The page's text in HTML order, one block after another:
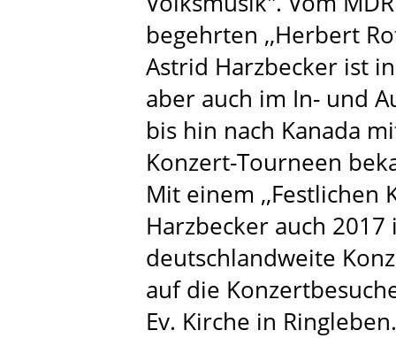
begehrten ,,Herbert
Astrid Harzbecker ist
aber auch im In- und
bis hin nach Kanada
Konzert-Tourneen
Mit einem ,,Festlichen
Harzbecker auch 2017
deutschlandweite
auf die
Ev. Kirche in Ringleben.